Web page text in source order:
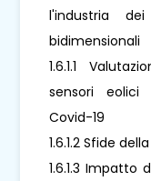
l'industria
bidimensionali
1.6.1.1
sensori
Covid-19
1.6.1.2 Sfide
1.6.1.3 Impatto